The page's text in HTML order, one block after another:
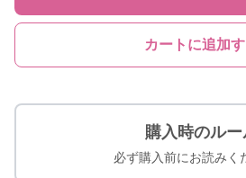
カートに追加
購入時のルー
必ず購入前にお読みく